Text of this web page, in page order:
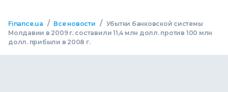
Finance.ua / Все новости / Убытки банковской системы
Молдавии в 2009 г. составили 11,4 млн долл. против 100 млн
долл. прибыли в 2008 г.